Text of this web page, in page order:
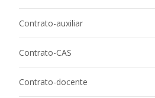
Contrato-auxiliar
Contrato-CAS
Contrato-docente